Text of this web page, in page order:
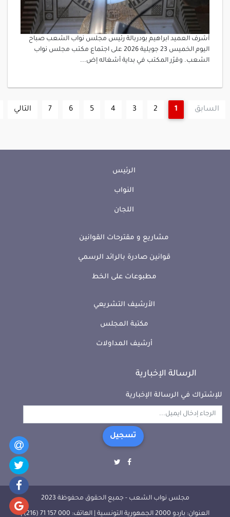
أشرف العميد ابراهيم بودربالة رئيس مجلس نواب الشعب صباح
اليوم الخميس 23 جويلية 2026 على اجتماع مكتب مجلس نواب
الشعب. وقرّر المكتب في بداية أشغاله إض...
السابق 1
2
3
4
5
6
7 التالي
الرئيس
النواب
اللجان
مشاريع و مقترحات القوانين
قوانين صادرة بالرائد الرسمي
مطبوعات على الخط
الأرشيف التشريعي
مكتبة المجلس
أرشيف المداولات
الرسالة الإخبارية
للإشتراك في الرسالة الإخبارية
تسجيل
مجلس نواب الشعب - جميع الحقوق محفوظة 2023
العنوان: باردو 2000 الجمهورية التونسية | الهاتف: 000 157 71 (216) |